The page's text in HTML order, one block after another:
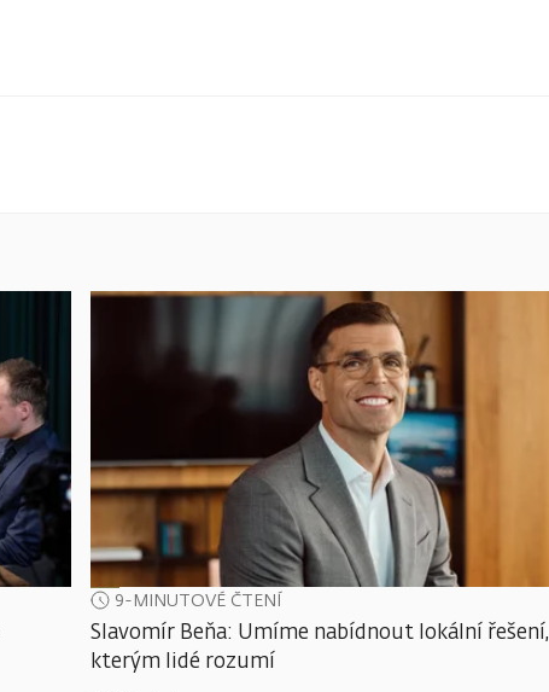
9-MINUTOVÉ ČTENÍ
Slavomír Beňa: Umíme nabídnout lokální řešení,
kterým lidé rozumí